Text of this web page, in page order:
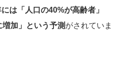
は「人口の40%が高齢者」
増加」という予測 がされていま